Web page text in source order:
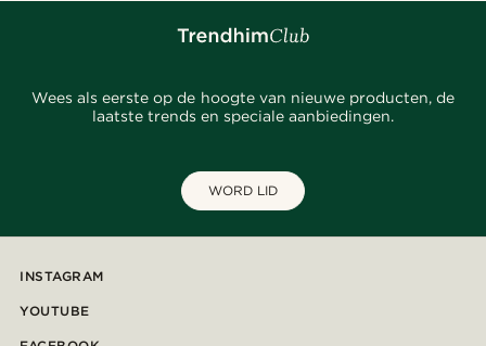
Wees als eerste op de hoogte van nieuwe producten, de
laatste trends en speciale aanbiedingen.
WORD LID
INSTAGRAM
YOUTUBE